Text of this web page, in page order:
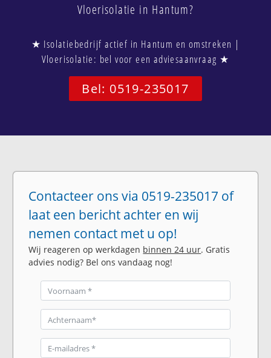
Vloerisolatie in Hantum?
★ Isolatiebedrijf actief in Hantum en omstreken |
Vloerisolatie: bel voor een adviesaanvraag ★
Bel: 0519-235017
Contacteer ons via 0519-235017 of
laat een bericht achter en wij
nemen contact met u op!
Wij reageren op werkdagen binnen 24 uur. Gratis
advies nodig? Bel ons vandaag nog!